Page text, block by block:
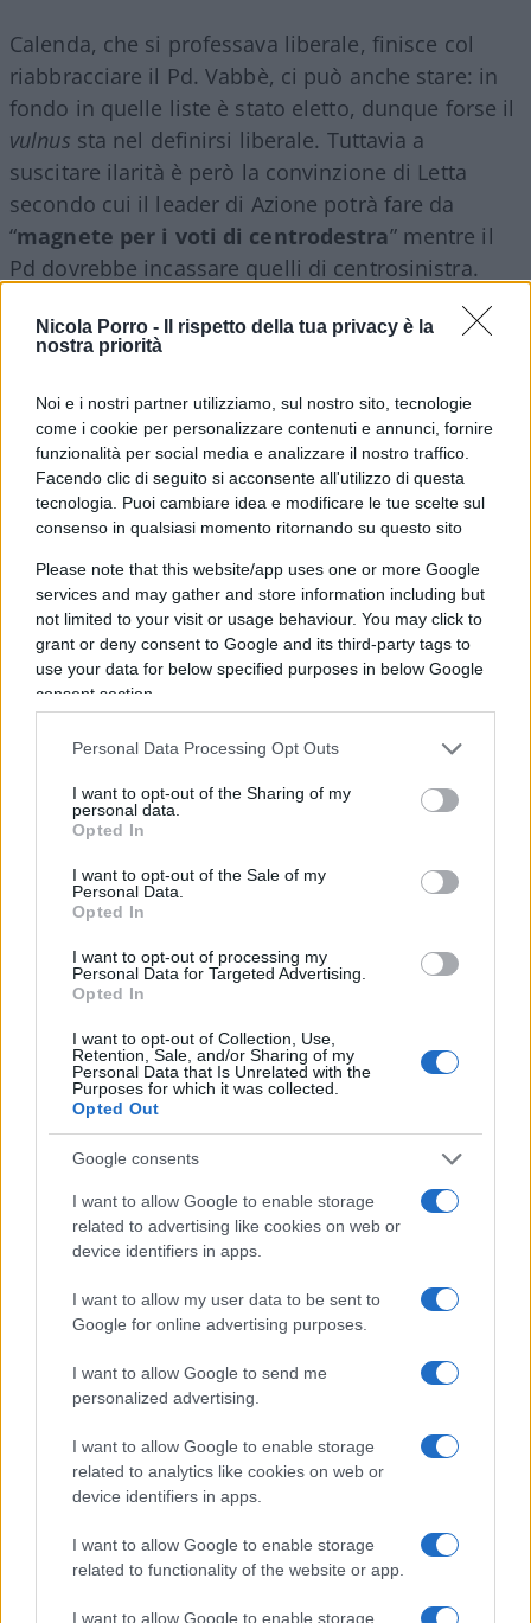
Nicola Porro -
Il rispetto della tua privacy è la
nostra priorità
Noi e i nostri partner utilizziamo, sul nostro sito, tecnologie
come i cookie per personalizzare contenuti e annunci, fornire
funzionalità per social media e analizzare il nostro traffico.
Facendo clic di seguito si acconsente all'utilizzo di questa
tecnologia. Puoi cambiare idea e modificare le tue scelte sul
consenso in qualsiasi momento ritornando su questo sito
Please note that this website/app uses one or more Google
services and may gather and store information including but
not limited to your visit or usage behaviour. You may click to
grant or deny consent to Google and its third-party tags to
use your data for below specified purposes in below Google
consent section.
Personal Data Processing Opt Outs
I want to opt-out of the Sharing of my
personal data.
Opted In
I want to opt-out of the Sale of my
Personal Data.
Opted In
I want to opt-out of processing my
Personal Data for Targeted Advertising.
Opted In
I want to opt-out of Collection, Use,
Retention, Sale, and/or Sharing of my
Personal Data that Is Unrelated with the
Purposes for which it was collected.
Opted Out
Google consents
I want to allow Google to enable storage
related to advertising like cookies on web or
device identifiers in apps.
I want to allow my user data to be sent to
Google for online advertising purposes.
I want to allow Google to send me
personalized advertising.
I want to allow Google to enable storage
related to analytics like cookies on web or
device identifiers in apps.
I want to allow Google to enable storage
related to functionality of the website or app.
I want to allow Google to enable storage
Calenda, che si professava liberale, finisce col
riabbracciare il Pd. Vabbè, ci può anche stare: in
fondo in quelle liste è stato eletto, dunque forse il
vulnus sta nel definirsi liberale. Tuttavia a
suscitare ilarità è però la convinzione di Letta
secondo cui il leader di Azione potrà fare da
“magnete per i voti di centrodestra” mentre il
Pd dovrebbe incassare quelli di centrosinistra.
“Magnete dei voti del centrodestra”, dice Letta. Oh,
smentiti. Però a priori un ragionamento è anche
possibile farlo: gli elettori di centrodestra, anche
magari scontenti dell’alleanza conMelonie
Salvini, dovrebbero votare uno che si è alleato
con chi, non meno di due giorni fa, proponeva
una patrimoniale sulla morte. La tassa di
successione. Lo stesso Calenda oggi dice: “Letta è
un socialista”. Perché dunque un elettore di
centrodestra dovrebbe riversare i suoi voti per
portare acqua al mulino di un “socialista”?
Soprattutto sapendo che, alla fine della fiera,
potrebbe aiutare a garantire “diritto di tribuna” al
fuoriuscitoLuigi Di Maio?
Non è un caso, infatti, se Carfagna e Gelmini
avevano provato a suggerire al loro nuovo leader
di non accoppiarsi con i dem. La speranza era di
riuscire ad attrarre i delusi del centrodestra che
Giornale Giuseppe Benedetto, presidente della
Fondazione Luigi Einaudi: “Dubito che un elettore
di centrodestra possa votare un partito alleato
con il Pd e la sinistra massimalista”. La sintesi la
gli elettori del centrodestra? Sì, se lo
attaccheranno allo sportello del frigorifero”. Punto
Leggi i commenti
SEDUTE SATIRICHE
Vignetta del 04/08/2026